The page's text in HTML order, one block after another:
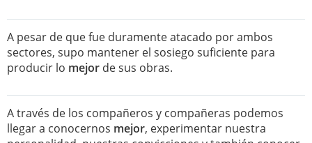
A pesar de que fue duramente atacado por ambos
sectores, supo mantener el sosiego suficiente para
producir lo mejor de sus obras.
A través de los compañeros y compañeras podemos
llegar a conocernos mejor, experimentar nuestra